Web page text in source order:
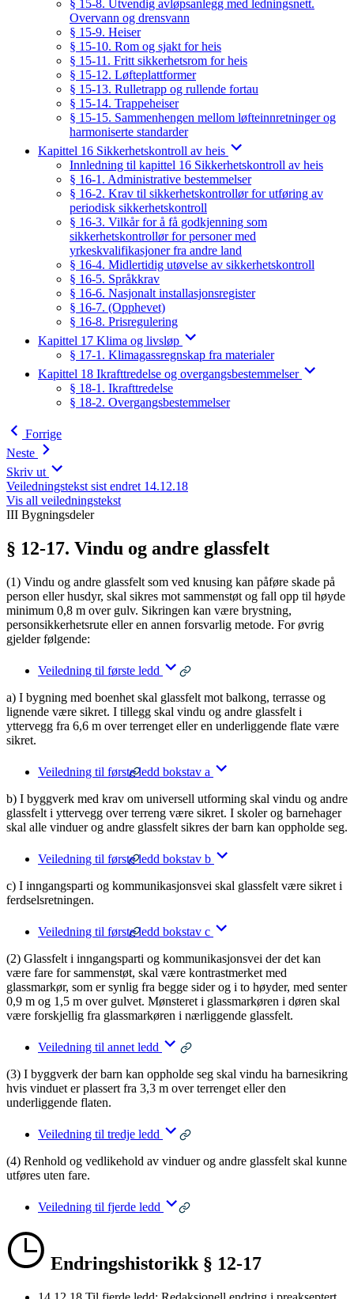
§ 15-8. Utvendig avløpsanlegg med ledningsnett.
Overvann og drensvann
§ 15-9. Heiser
§ 15-10. Rom og sjakt for heis
§ 15-11. Fritt sikkerhetsrom for heis
§ 15-12. Løfteplattformer
§ 15-13. Rulletrapp og rullende fortau
§ 15-14. Trappeheiser
§ 15-15. Sammenhengen mellom løfteinnretninger og
harmoniserte standarder
Kapittel 16 Sikkerhetskontroll av heis
Innledning til kapittel 16 Sikkerhetskontroll av heis
§ 16-1. Administrative bestemmelser
§ 16-2. Krav til sikkerhetskontrollør for utføring av
periodisk sikkerhetskontroll
§ 16-3. Vilkår for å få godkjenning som
sikkerhetskontrollør for personer med
yrkeskvalifikasjoner fra andre land
§ 16-4. Midlertidig utøvelse av sikkerhetskontroll
§ 16-5. Språkkrav
§ 16-6. Nasjonalt installasjonsregister
§ 16-7. (Opphevet)
§ 16-8. Prisregulering
Kapittel 17 Klima og livsløp
§ 17-1. Klimagassregnskap fra materialer
Kapittel 18 Ikrafttredelse og overgangsbestemmelser
§ 18-1. Ikrafttredelse
§ 18-2. Overgangsbestemmelser
Forrige
Neste
Skriv ut
Veiledningstekst sist endret 14.12.18
Vis all veiledningstekst
III Bygningsdeler
§ 12-17. Vindu og andre glassfelt
(1) Vindu og andre glassfelt som ved knusing kan påføre skade på
person eller husdyr, skal sikres mot sammenstøt og fall opp til høyde
minimum 0,8 m over gulv. Sikringen kan være brystning,
personsikkerhetsrute eller en annen forsvarlig metode. For øvrig
gjelder følgende:
Veiledning til første ledd
a) I bygning med boenhet skal glassfelt mot balkong, terrasse og
lignende være sikret. I tillegg skal vindu og andre glassfelt i
yttervegg fra 6,6 m over terrenget eller en underliggende flate være
sikret.
Veiledning til første ledd bokstav a
b) I byggverk med krav om universell utforming skal vindu og andre
glassfelt i yttervegg over terreng være sikret. I skoler og barnehager
skal alle vinduer og andre glassfelt sikres der barn kan oppholde seg.
Veiledning til første ledd bokstav b
c) I inngangsparti og kommunikasjonsvei skal glassfelt være sikret i
ferdselsretningen.
Veiledning til første ledd bokstav c
(2) Glassfelt i inngangsparti og kommunikasjonsvei der det kan
være fare for sammenstøt, skal være kontrastmerket med
glassmarkør, som er synlig fra begge sider og i to høyder, med senter
0,9 m og 1,5 m over gulvet. Mønsteret i glassmarkøren i døren skal
være forskjellig fra glassmarkøren i nærliggende glassfelt.
Veiledning til annet ledd
(3) I byggverk der barn kan oppholde seg skal vindu ha barnesikring
hvis vinduet er plassert fra 3,3 m over terrenget eller den
underliggende flaten.
Veiledning til tredje ledd
(4) Renhold og vedlikehold av vinduer og andre glassfelt skal kunne
utføres uten fare.
Veiledning til fjerde ledd
Endringshistorikk § 12-17